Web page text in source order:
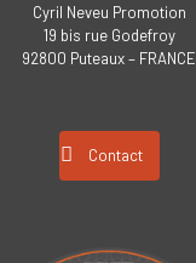
Cyril Neveu Promotion
19 bis rue Godefroy
92800 Puteaux – FRANCE
Contact